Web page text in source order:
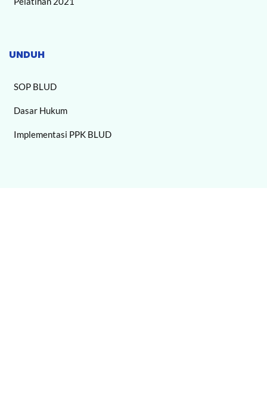
UNDUH
SOP BLUD
Dasar Hukum
Implementasi PPK BLUD